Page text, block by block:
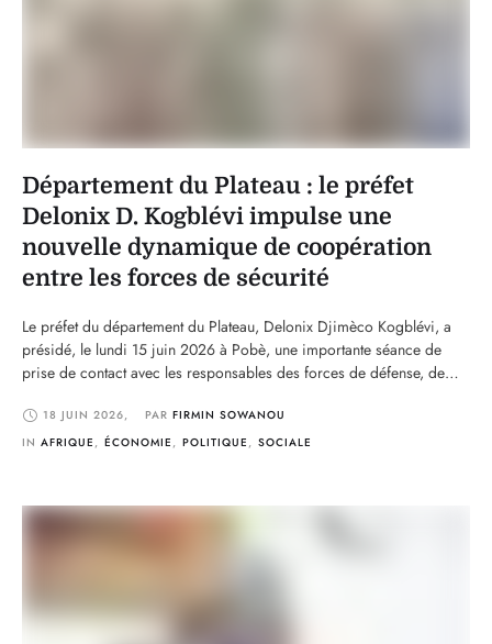
Département du Plateau : le préfet
Delonix D. Kogblévi impulse une
nouvelle dynamique de coopération
entre les forces de sécurité
Le préfet du département du Plateau, Delonix Djimèco Kogblévi, a
présidé, le lundi 15 juin 2026 à Pobè, une importante séance de
prise de contact avec les responsables des forces de défense, de
rencontre s’est tenue dans la salle de conférence de la préfecture et
…
18 JUIN 2026, PAR FIRMIN SOWANOU
IN AFRIQUE , ÉCONOMIE , POLITIQUE , SOCIALE